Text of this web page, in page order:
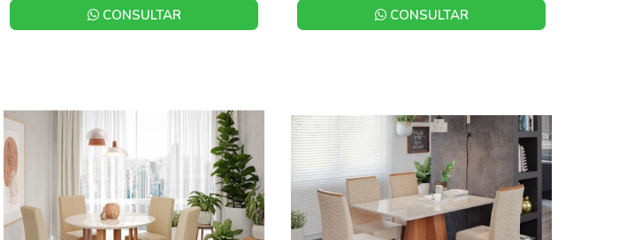
CONSULTAR CONSULTAR